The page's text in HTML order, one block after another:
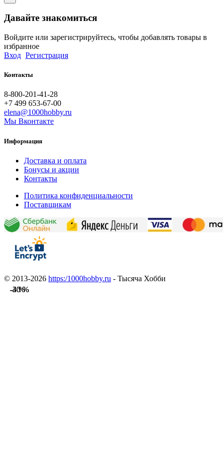
-40 %
-40 %
-3 %
-3 %
Давайте знакомиться
Войдите или зарегистрируйтесь, чтобы добавлять товары в
избранное
Вход Регистрация
Контакты
8-800-201-41-28
+7 499 653-67-00
elena@1000hobby.ru
Мы Вконтакте
Информация
Доставка и оплата
Бонусы и акции
Контакты
Политика конфиденциальности
Поставщикам
© 2013-2026 https:/1000hobby.ru - Тысяча Хобби